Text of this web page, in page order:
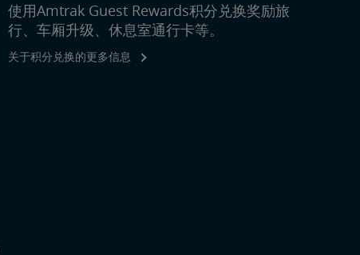
使用Amtrak Guest Rewards积分兑换奖励旅
行、车厢升级、休息室通行卡等。
关于积分兑换的更多信息